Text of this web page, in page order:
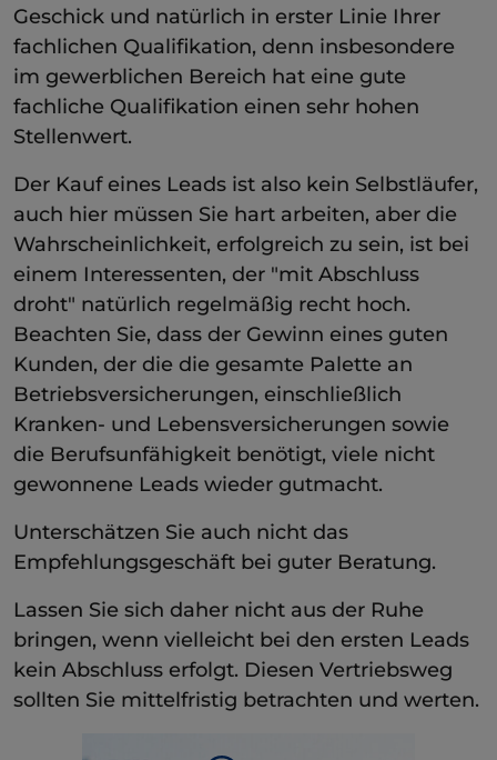
Geschick und natürlich in erster Linie Ihrer
fachlichen Qualifikation, denn insbesondere
im gewerblichen Bereich hat eine gute
fachliche Qualifikation einen sehr hohen
Stellenwert.
Der Kauf eines Leads ist also kein Selbstläufer,
auch hier müssen Sie hart arbeiten, aber die
Wahrscheinlichkeit, erfolgreich zu sein, ist bei
einem Interessenten, der "mit Abschluss
droht" natürlich regelmäßig recht hoch.
Beachten Sie, dass der Gewinn eines guten
Kunden, der die die gesamte Palette an
Betriebsversicherungen, einschließlich
Kranken- und Lebensversicherungen sowie
die Berufsunfähigkeit benötigt, viele nicht
gewonnene Leads wieder gutmacht.
Unterschätzen Sie auch nicht das
Empfehlungsgeschäft bei guter Beratung.
Lassen Sie sich daher nicht aus der Ruhe
bringen, wenn vielleicht bei den ersten Leads
kein Abschluss erfolgt. Diesen Vertriebsweg
sollten Sie mittelfristig betrachten und werten.